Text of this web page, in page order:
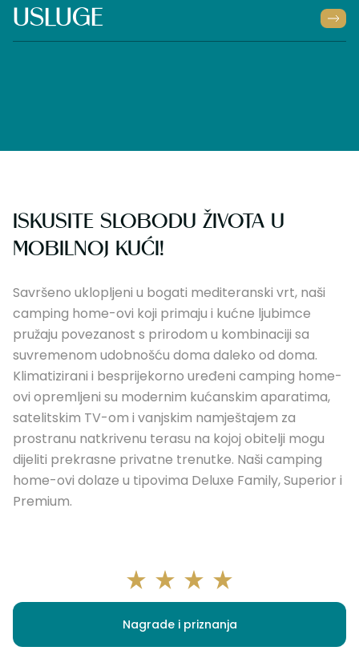
USLUGE
ISKUSITE SLOBODU ŽIVOTA U
MOBILNOJ KUĆI!
Savršeno uklopljeni u bogati mediteranski vrt, naši
camping home-ovi koji primaju i kućne ljubimce
pružaju povezanost s prirodom u kombinaciji sa
suvremenom udobnošću doma daleko od doma.
Klimatizirani i besprijekorno uređeni camping home-
ovi opremljeni su modernim kućanskim aparatima,
satelitskim TV-om i vanjskim namještajem za
prostranu natkrivenu terasu na kojoj obitelji mogu
dijeliti prekrasne privatne trenutke. Naši camping
home-ovi dolaze u tipovima Deluxe Family, Superior i
Premium.
Nagrade i priznanja